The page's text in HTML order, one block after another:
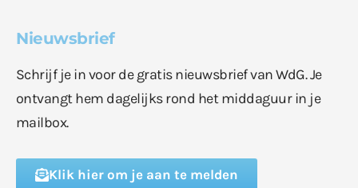
Nieuwsbrief
Schrijf je in voor de gratis nieuwsbrief van WdG. Je
ontvangt hem dagelijks rond het middaguur in je
mailbox.
Klik hier om je aan te melden